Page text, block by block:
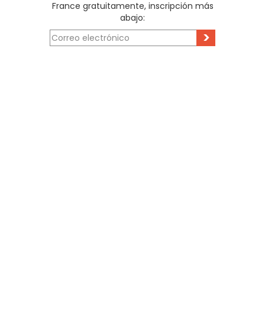
France gratuitamente, inscripción más
abajo:
>